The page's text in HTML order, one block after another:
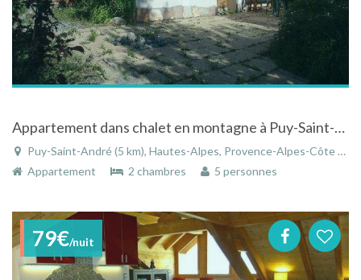
Appartement dans chalet en montagne à Puy-Saint-André
Puy-Saint-André (5 km), Hautes-Alpes, Provence-Alpes-Côte d'Azur, France
Appartement
2 chambres 5 personnes
79€/nuit